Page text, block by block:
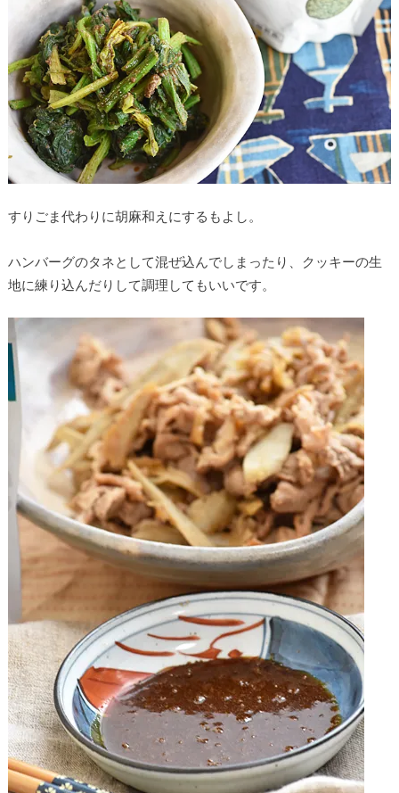
すりごま代わりに胡麻和えにするもよし。
ハンバーグのタネとして混ぜ込んでしまったり、クッキーの生
地に練り込んだりして調理してもいいです。